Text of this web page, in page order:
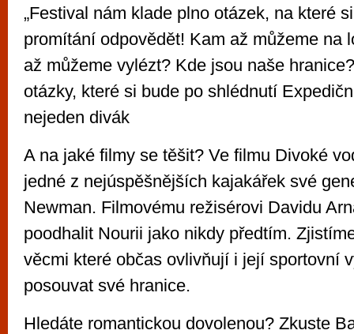
„Festival nám klade plno otázek, na které
promítání odpovědět! Kam až můžeme na
až můžeme vylézt? Kde jsou naše
otázky, které si bude po shlédnutí
nejeden divák
A na jaké filmy se těšit? Ve filmu Divoké
jedné z nejúspěšnějších kajakářek své
Newman. Filmovému režisérovi Davidu
poodhalit Nourii jako nikdy předtím.
věcmi které občas ovlivňují i její sportovní
posouvat své hranice.
Hledáte romantickou dovolenou? Zkuste